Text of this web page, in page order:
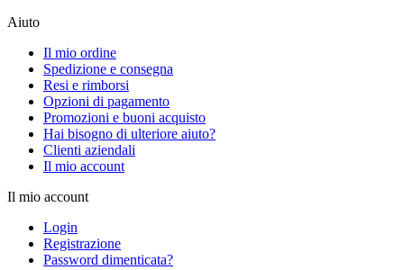
Aiuto
Il mio ordine
Spedizione e consegna
Resi e rimborsi
Opzioni di pagamento
Promozioni e buoni acquisto
Hai bisogno di ulteriore aiuto?
Clienti aziendali
Il mio account
Il mio account
Login
Registrazione
Password dimenticata?